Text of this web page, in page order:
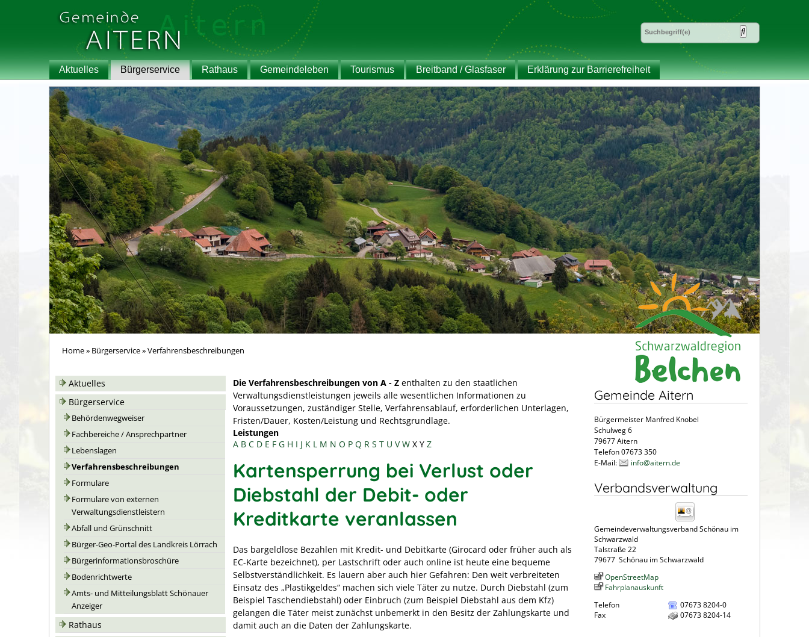
Aktuelles Bürgerservice Rathaus Gemeindeleben Tourismus Breitband / Glasfaser Erklärung zur Barrierefreiheit
Home» Bürgerservice»Verfahrensbeschreibungen
Aktuelles
Bürgerservice
Behördenwegweiser
Fachbereiche / Ansprechpartner
Lebenslagen
Verfahrensbeschreibungen
Formulare
Formulare von externen
Verwaltungsdienstleistern
Abfall und Grünschnitt
Bürger-Geo-Portal des Landkreis Lörrach
Bürgerinformationsbroschüre
Bodenrichtwerte
Amts- und Mitteilungsblatt Schönauer
Anzeiger
Rathaus
Die Verfahrensbeschreibungen von A - Z enthalten zu den staatlichen
Verwaltungsdienstleistungen jeweils alle wesentlichen Informationen zu
Voraussetzungen, zuständiger Stelle, Verfahrensablauf, erforderlichen Unterlagen,
Fristen/Dauer, Kosten/Leistung und Rechtsgrundlage.
Leistungen
A B C D E F G H I J K L M N O P Q R S T U V W X Y Z
Kartensperrung bei Verlust oder
Diebstahl der Debit- oder
Kreditkarte veranlassen
Das bargeldlose Bezahlen mit Kredit- und Debitkarte (Girocard oder früher auch als
EC-Karte bezeichnet), per Lastschrift oder auch online ist heute eine bequeme
Selbstverständlichkeit. Es lauern aber auch hier Gefahren: Den weit verbreiteten
Einsatz des „Plastikgeldes“ machen sich viele Täter zu nutze. Durch Diebstahl (zum
Beispiel Taschendiebstahl) oder Einbruch (zum Beispiel Diebstahl aus dem Kfz)
gelangen die Täter meist zunächst unbemerkt in den Besitz der Zahlungskarte und
damit auch an die Daten der Zahlungskarte.
Gemeinde Aitern
Bürgermeister Manfred Knobel
Schulweg 6
79677 Aitern
Telefon 07673 350
E-Mail:
info@aitern.de
Verbandsverwaltung
Gemeindeverwaltungsverband Schönau im
Schwarzwald
Talstraße 22
79677 Schönau im Schwarzwald
OpenStreetMap
Fahrplanauskunft
Telefon
07673 8204-0
Fax
07673 8204-14